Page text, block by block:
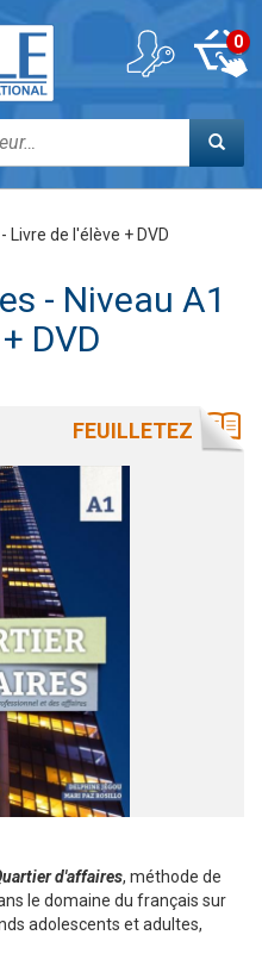
0
de l'élève + DVD
- Niveau A1
DVD
FEUILLETEZ
d'affaires, méthode de
le domaine du français sur
adolescents et adultes,